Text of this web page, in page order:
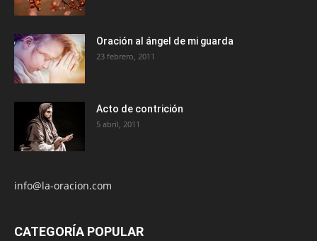
Oración al ángel de mi guarda
23 febrero, 2011
Acto de contrición
5 abril, 2011
info@la-oracion.com
CATEGORÍA POPULAR